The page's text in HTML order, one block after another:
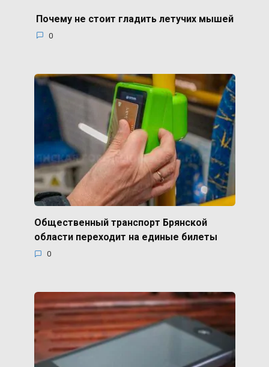
Почему не стоит гладить летучих мышей
0
Общественный транспорт Брянской
области переходит на единые билеты
0